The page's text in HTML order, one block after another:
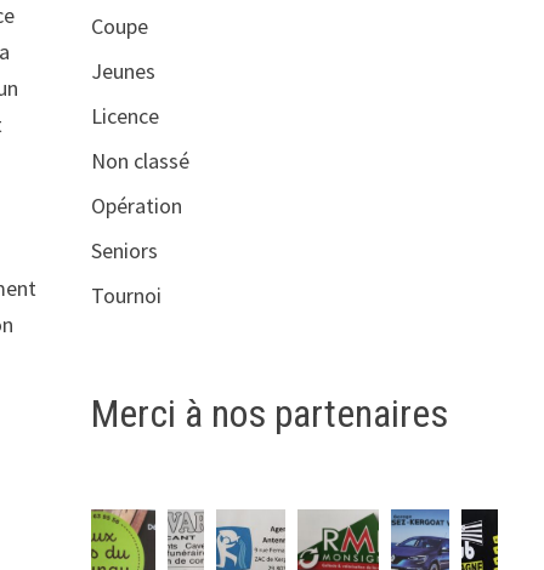
Coupe
Jeunes
Licence
Non classé
Opération
Seniors
Tournoi
Merci à nos partenaires